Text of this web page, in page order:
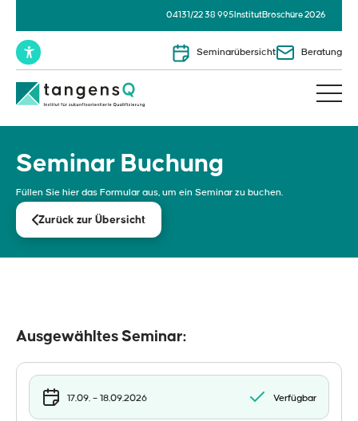
04131/22 38 995 InstitutBroschüre 2026
Seminarübersicht Beratung
Seminar Buchung
Füllen Sie hier das Formular aus, um ein Seminar zu buchen.
Zurück zur Übersicht
Ausgewähltes Seminar:
17.09. – 18.09.2026 Verfügbar